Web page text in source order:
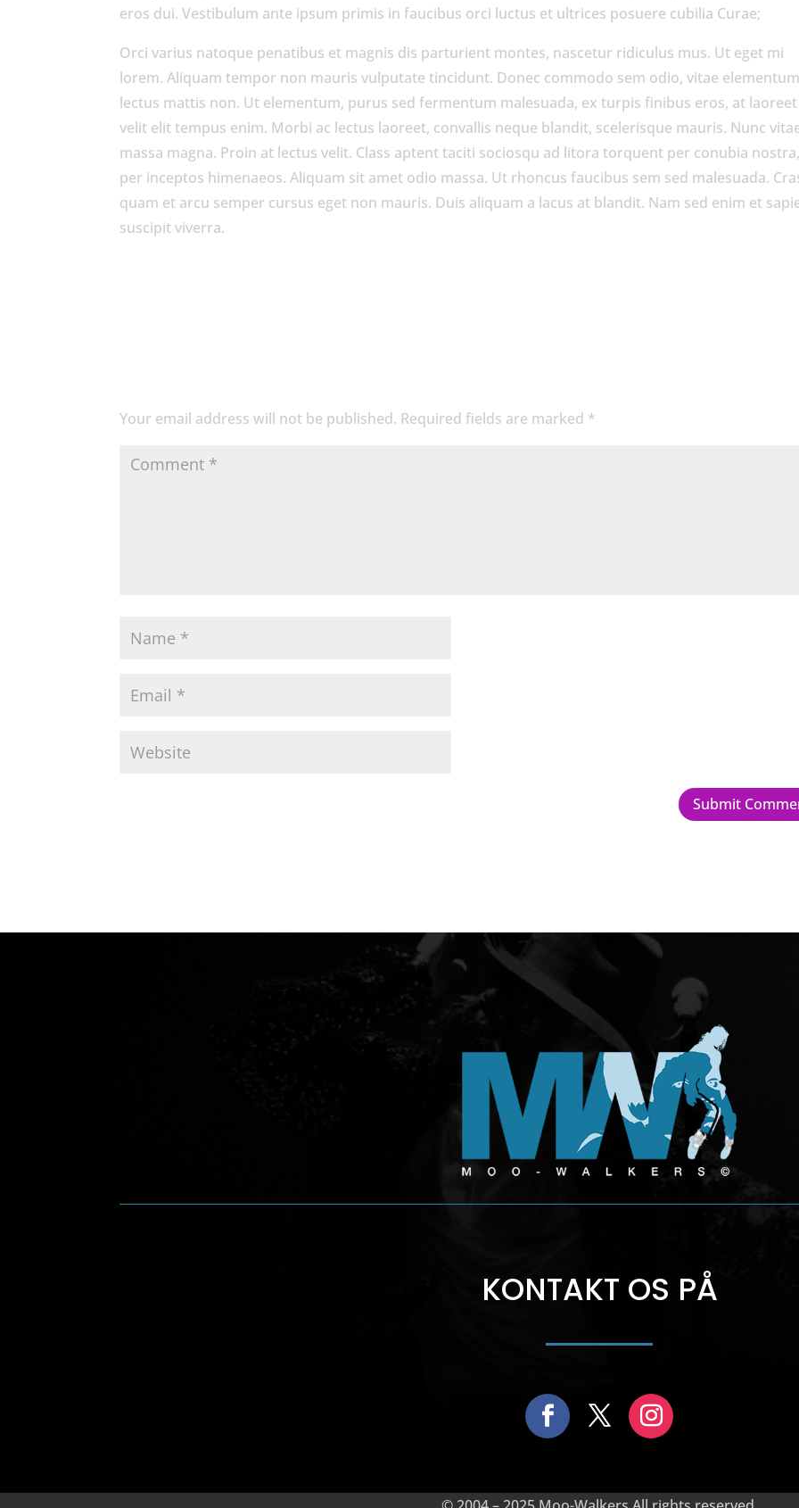
eros dui. Vestibulum ante ipsum primis in faucibus orci luctus et ultrices posuere cubilia Curae;
Orci varius natoque penatibus et magnis dis parturient montes, nascetur ridiculus mus. Ut eget mi
lorem. Aliquam tempor non mauris vulputate tincidunt. Donec commodo sem odio, vitae elementum
lectus mattis non. Ut elementum, purus sed fermentum malesuada, ex turpis finibus eros, at laoreet
velit elit tempus enim. Morbi ac lectus laoreet, convallis neque blandit, scelerisque mauris. Nunc
massa magna. Proin at lectus velit. Class aptent taciti sociosqu ad litora torquent per conubia nostra,
per inceptos himenaeos. Aliquam sit amet odio massa. Ut rhoncus faucibus sem sed malesuada.
quam et arcu semper cursus eget non mauris. Duis aliquam a lacus at blandit. Nam sed enim et
suscipit viverra.
Your email address will not be published. Required fields are marked *
KONTAKT OS PÅ